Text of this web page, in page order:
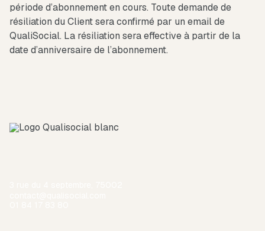
période d’abonnement en cours. Toute demande de
résiliation du Client sera confirmé par un email de
QualiSocial. La résiliation sera effective à partir de la
date d’anniversaire de l’abonnement.